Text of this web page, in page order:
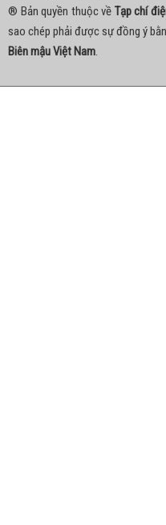
® Bản quyền thuộc về Tạp chí
sao chép phải được sự đồng ý
Biên mậu Việt Nam.